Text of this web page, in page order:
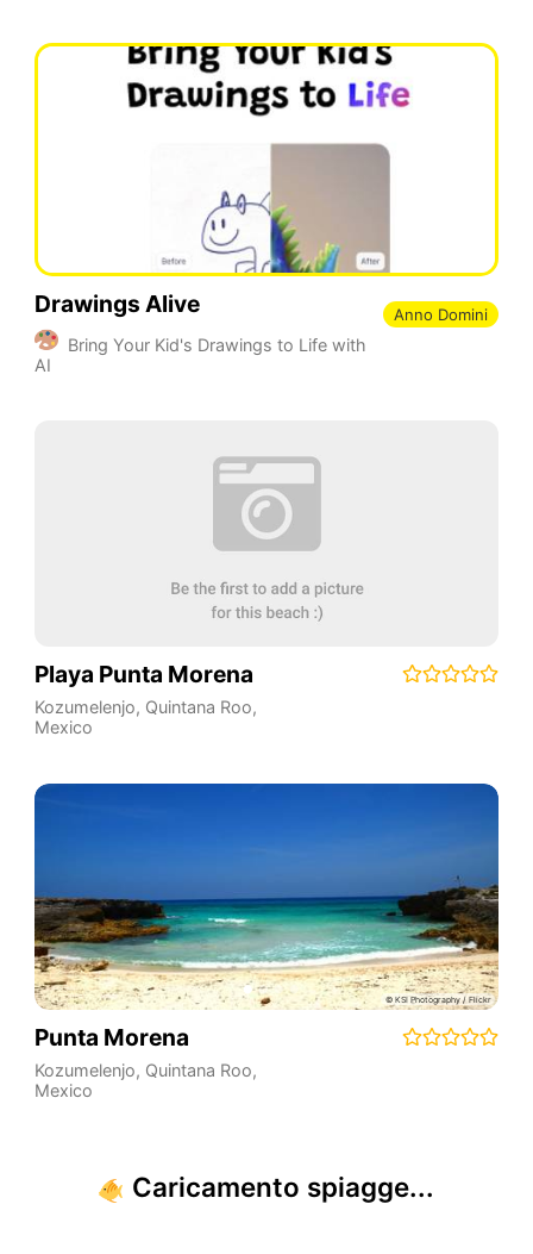
Drawings Alive
Bring Your Kid's Drawings to Life with
AI
Anno Domini
Playa Punta Morena
Kozumelenjo, Quintana Roo,
Mexico
Punta Morena
Kozumelenjo, Quintana Roo,
Mexico
Caricamento spiagge...